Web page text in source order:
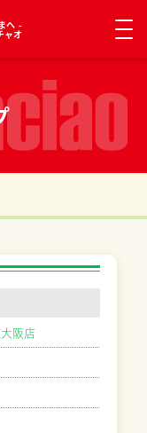
へ
ャオ
阪店